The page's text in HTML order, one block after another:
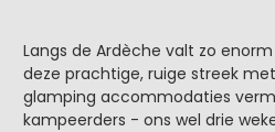
Langs de Ardèche valt zo
deze prachtige, ruige streek
glamping accommodaties
kampeerders - ons wel drie